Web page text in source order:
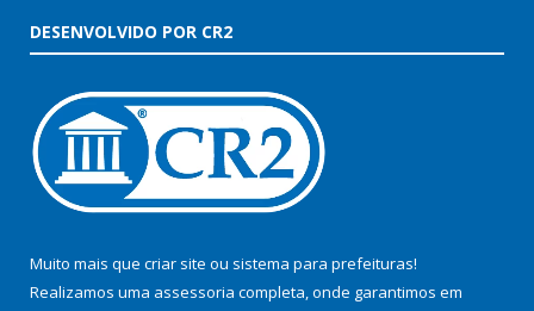
DESENVOLVIDO POR CR2
Muito mais que criar site ou sistema para prefeituras!
Realizamos uma assessoria completa, onde garantimos em